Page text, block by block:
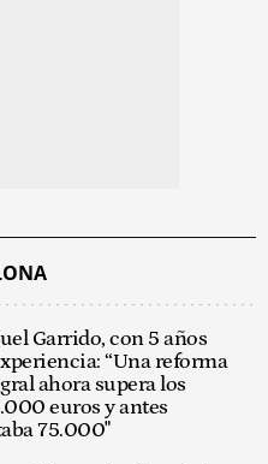
Garrido, con 5 años
“Una reforma
ahora supera los
euros y antes
75.000"